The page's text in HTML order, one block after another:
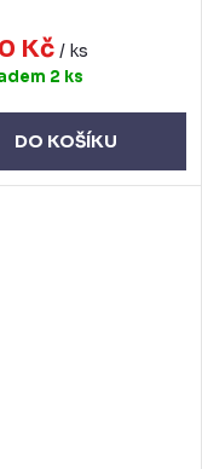
Kč / ks
2 ks
DO KOŠÍKU